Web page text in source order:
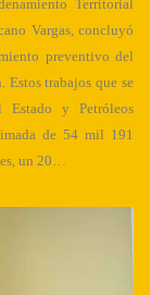
Territorial
Vargas, concluyó
preventivo del
Estos trabajos que se
Estado y Petróleos
de 54 mil 191
un 20…